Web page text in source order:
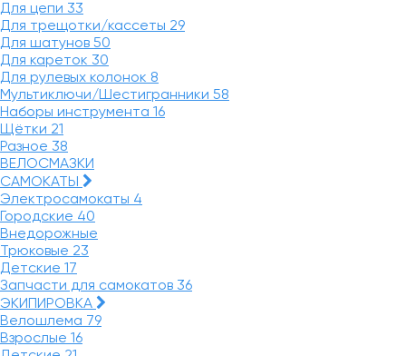
Для цепи 33
Для трещотки/кассеты 29
Для шатунов 50
Для кареток 30
Для рулевых колонок 8
Мультиключи/Шестигранники 58
Наборы инструмента 16
Щётки 21
Разное 38
ВЕЛОСМАЗКИ
САМОКАТЫ
Электросамокаты 4
Городские 40
Внедорожные
Трюковые 23
Детские 17
Запчасти для самокатов 36
ЭКИПИРОВКА
Велошлема 79
Взрослые 16